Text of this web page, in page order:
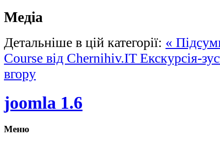
Медіа
Детальніше в цій категорії: «
Course від Chernihiv.ITЕкскурсія-
вгору
joomla 1.6
Меню